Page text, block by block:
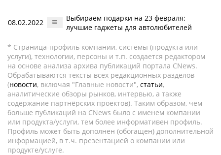
08.02.2022
Выбираем подарки на 23 февраля:
лучшие гаджеты для автолюбителей
* Страница-профиль компании, системы (продукта или
услуги), технологии, персоны и т.п. создается редактором
на основе анализа архива публикаций портала CNews.
Обрабатываются тексты всех редакционных разделов
(новости, включая "Главные новости", статьи,
аналитические обзоры рынков, интервью, а также
содержание партнёрских проектов). Таким образом, чем
больше публикаций на CNews было с именем компании
или продукта/услуги, тем более информативен профиль.
Профиль может быть дополнен (обогащен) дополнительной
информацией, в т.ч. презентацией о компании или
продукте/услуге.